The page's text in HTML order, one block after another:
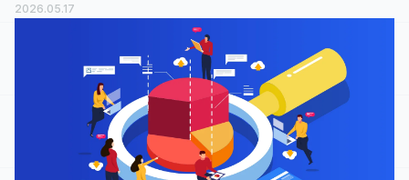
報，讓正在物色新工作的大家，可以快速了解汽車及其零件製造業
2026.05.17